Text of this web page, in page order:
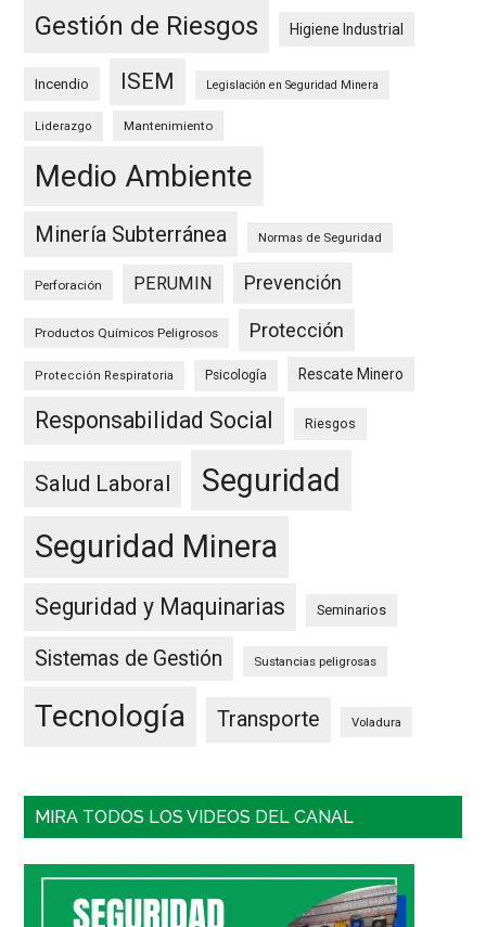
Gestión de Riesgos Higiene Industrial
Incendio ISEM Legislación en Seguridad Minera
Liderazgo Mantenimiento
Medio Ambiente
Minería Subterránea Normas de Seguridad
Perforación PERUMIN Prevención
Productos Químicos Peligrosos Protección
Protección Respiratoria Psicología Rescate Minero
Responsabilidad Social Riesgos
Salud Laboral
Seguridad
Seguridad Minera
Seguridad y Maquinarias Seminarios
Sistemas de Gestión Sustancias peligrosas
Tecnología Transporte Voladura
MIRA TODOS LOS VIDEOS DEL CANAL